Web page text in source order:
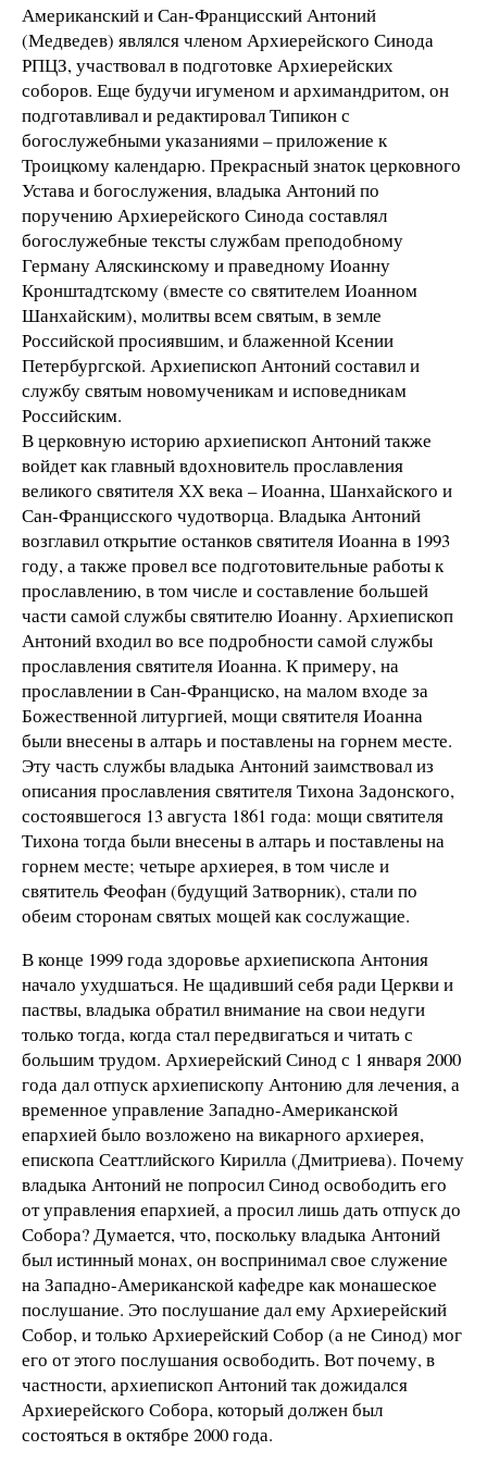
Американский и Сан-Францисский Антоний
(Медведев) являлся членом Архиерейского Синода
РПЦЗ, участвовал в подготовке Архиерейских
соборов. Еще будучи игуменом и архимандритом, он
подготавливал и редактировал Типикон с
богослужебными указаниями – приложение к
Троицкому календарю. Прекрасный знаток церковного
Устава и богослужения, владыка Антоний по
поручению Архиерейского Синода составлял
богослужебные тексты службам преподобному
Герману Аляскинскому и праведному Иоанну
Кронштадтскому (вместе со святителем Иоанном
Шанхайским), молитвы всем святым, в земле
Российской просиявшим, и блаженной Ксении
Петербургской. Архиепископ Антоний составил и
службу святым новомученикам и исповедникам
Российским.
В церковную историю архиепископ Антоний также
войдет как главный вдохновитель прославления
великого святителя ХХ века – Иоанна, Шанхайского и
Сан-Францисского чудотворца. Владыка Антоний
возглавил открытие останков святителя Иоанна в 1993
году, а также провел все подготовительные работы к
прославлению, в том числе и составление большей
части самой службы святителю Иоанну. Архиепископ
Антоний входил во все подробности самой службы
прославления святителя Иоанна. К примеру, на
прославлении в Сан-Франциско, на малом входе за
Божественной литургией, мощи святителя Иоанна
были внесены в алтарь и поставлены на горнем месте.
Эту часть службы владыка Антоний заимствовал из
описания прославления святителя Тихона Задонского,
состоявшегося 13 августа 1861 года: мощи святителя
Тихона тогда были внесены в алтарь и поставлены на
горнем месте; четыре архиерея, в том числе и
святитель Феофан (будущий Затворник), стали по
обеим сторонам святых мощей как сослужащие.
В конце 1999 года здоровье архиепископа Антония
начало ухудшаться. Не щадивший себя ради Церкви и
паствы, владыка обратил внимание на свои недуги
только тогда, когда стал передвигаться и читать с
большим трудом. Архиерейский Синод с 1 января 2000
года дал отпуск архиепископу Антонию для лечения, а
временное управление Западно-Американской
епархией было возложено на викарного архиерея,
епископа Сеаттлийского Кирилла (Дмитриева). Почему
владыка Антоний не попросил Синод освободить его
от управления епархией, а просил лишь дать отпуск до
Собора? Думается, что, поскольку владыка Антоний
был истинный монах, он воспринимал свое служение
на Западно-Американской кафедре как монашеское
послушание. Это послушание дал ему Архиерейский
Собор, и только Архиерейский Собор (а не Синод) мог
его от этого послушания освободить. Вот почему, в
частности, архиепископ Антоний так дожидался
Архиерейского Собора, который должен был
состояться в октябре 2000 года.